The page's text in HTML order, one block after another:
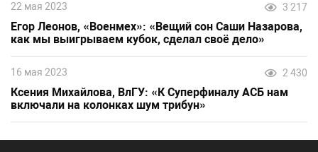
22 мая 2023 3 217
Егор Леонов, «Военмех»: «Вещий сон Саши Назарова,
как мы выигрываем кубок, сделал своё дело»
16 мая 2023 2 430
Ксения Михайлова, ВлГУ: «К Суперфиналу АСБ нам
включали на колонках шум трибун»